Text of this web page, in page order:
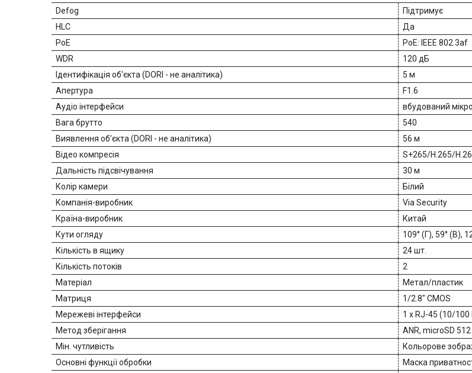
Defog
Підтримує
HLC
Да
PoE
PoE: IEEE 802.3af
WDR
120 дБ
Ідентифікація об'єкта (DORI - не аналітика)
5 м
Апертура
F1.6
Аудіо інтерфейси
вбудований
Вага брутто
540
Виявлення об'єкта (DORI - не аналітика)
56 м
Відео компресія
S+265/H.265/
Дальність підсвічування
30 м
Колір камери
Білий
Компанія-виробник
Via Security
Країна-виробник
Китай
Кути огляду
109° (Г), 59° (В),
Кількість в ящику
24 шт.
Кількість потоків
2
Матеріал
Метал/пластик
Матриця
1/2.8″ CMOS
Мережеві інтерфейси
1 х RJ-45 (10/100
Метод зберігання
ANR, microSD 512
Мін. чутливість
Кольорове
Основні функції обробки
Маска